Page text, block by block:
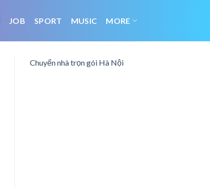
JOB SPORT MUSIC MORE
Chuyển nhà trọn gói Hà Nội